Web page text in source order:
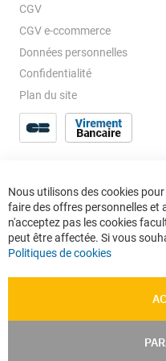
un rôle essentiel dans
sécurité et de la
Les
en
compteur
Isiflo - Allier
durabilité
Isiflo se distingue en
en laiton et
engagement envers
nouvelles
fabrication de
CGV
CGV e-ccommerce
Données personnelles
Confidentialité
Plan du site
Nous utilisons des cookies
faire des offres personnelles et
n'acceptez pas les cookies
peut être affectée. Si vous
Politiques de cookies